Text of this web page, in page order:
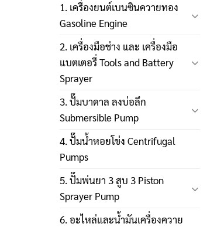
1. เครื่องยนต์เบนซินควายทอง
Gasoline Engine
2. เครื่องมือช่าง และ เครื่องมือ
แบตเตอรี่ Tools and Battery
Sprayer
3. ปั๊มบาดาล ลงบ่อลึก
Submersible Pump
4. ปั๊มน้ำหอยโข่ง Centrifugal
Pumps
5. ปั๊มพ่นยา 3 สูบ 3 Piston
Sprayer Pump
6. อะไหล่และน้ำมันเครื่องควาย